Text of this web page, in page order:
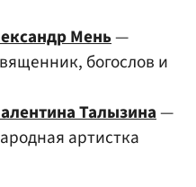
Мень—
богослов и
Талызина—
артистка